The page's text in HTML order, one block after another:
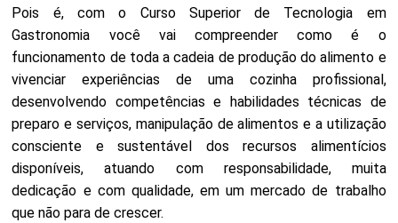
Pois é, com o Curso Superior de Tecnologia em
Gastronomia você vai compreender como é o
funcionamento de toda a cadeia de produção do alimento e
vivenciar experiências de uma cozinha profissional,
desenvolvendo competências e habilidades técnicas de
preparo e serviços, manipulação de alimentos e a utilização
consciente e sustentável dos recursos alimentícios
disponíveis, atuando com responsabilidade, muita
dedicação e com qualidade, em um mercado de trabalho
que não para de crescer.